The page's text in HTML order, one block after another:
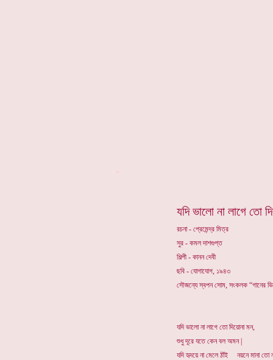
যদি ভালো না লাগে তো
রচনা - প্রেমেন্দ্র মিত্র
সুর - কমল দাশগুপ্ত
শিল্পী - কানন দেবী
ছবি - যোগাযোগ, ১৯৪৩
সৌজন্যে স্বপন সোম, সংকলক “গানের
যদি ভালো না লাগে তো দিয়োনা মন,
শুধু দূরে যতে কেন বল অমন |
যদি হৃদয়ে না মেলে ঠাঁই নয়নে মানা তো